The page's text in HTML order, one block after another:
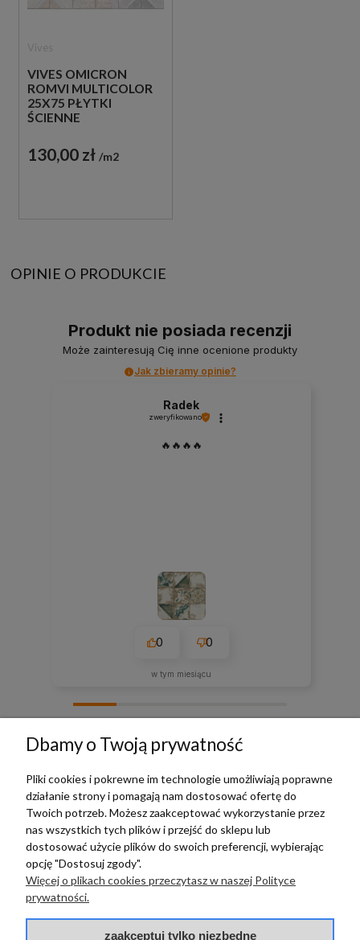
VIVES OMICRON
ROMVI MULTICOLOR
25X75 PŁYTKI
ŚCIENNE
130,00 zł m2
OPINIE O PRODUKCIE
Produkt nie posiada recenzji
Może zainteresują Cię inne ocenione produkty
Jak zbieramy opinie?
Radek
zweryfikowano
🔥🔥🔥🔥
0 0
w tym miesiącu
TERRADECO
BAZA WIEDZY
PŁATNOŚCI I DOSTAWA
Dbamy o Twoją prywatność
Pliki cookies i pokrewne im technologie umożliwiają poprawne
działanie strony i pomagają nam dostosować ofertę do
Twoich potrzeb. Możesz zaakceptować wykorzystanie przez
nas wszystkich tych plików i przejść do sklepu lub
dostosować użycie plików do swoich preferencji, wybierając
opcję "Dostosuj zgody".
Więcej o plikach cookies przeczytasz w naszej Polityce
prywatności.
zaakceptuj tylko niezbędne